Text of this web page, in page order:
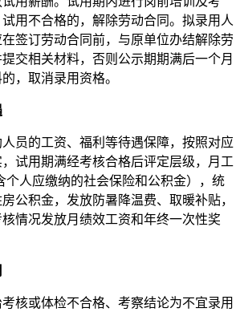
用不合格的，解除劳动合同。拟录用人
签订劳动合同前，与原单位办结解除劳
交相关材料，否则公示期期满后一个月
，取消录用资格。
的工资、福利等待遇保障，按照对应
试用期满经考核合格后评定层级，月工
个人应缴纳的社会保险和公积金），统
公积金，发放防暑降温费、取暖补贴，
情况发放月绩效工资和年终一次性奖
或体检不合格、考察结论为不宜录用